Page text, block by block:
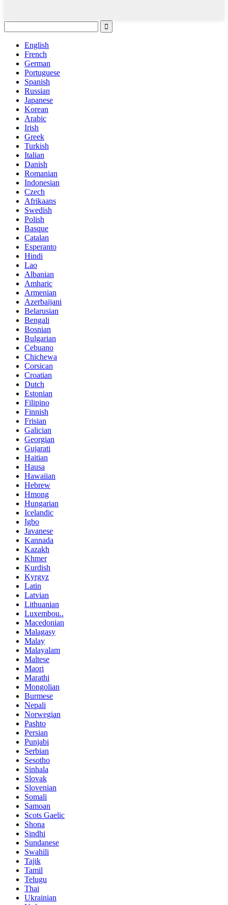
English
French
German
Portuguese
Spanish
Russian
Japanese
Korean
Arabic
Irish
Greek
Turkish
Italian
Danish
Romanian
Indonesian
Czech
Afrikaans
Swedish
Polish
Basque
Catalan
Esperanto
Hindi
Lao
Albanian
Amharic
Armenian
Azerbaijani
Belarusian
Bengali
Bosnian
Bulgarian
Cebuano
Chichewa
Corsican
Croatian
Dutch
Estonian
Filipino
Finnish
Frisian
Galician
Georgian
Gujarati
Haitian
Hausa
Hawaiian
Hebrew
Hmong
Hungarian
Icelandic
Igbo
Javanese
Kannada
Kazakh
Khmer
Kurdish
Kyrgyz
Latin
Latvian
Lithuanian
Luxembou..
Macedonian
Malagasy
Malay
Malayalam
Maltese
Maori
Marathi
Mongolian
Burmese
Nepali
Norwegian
Pashto
Persian
Punjabi
Serbian
Sesotho
Sinhala
Slovak
Slovenian
Somali
Samoan
Scots Gaelic
Shona
Sindhi
Sundanese
Swahili
Tajik
Tamil
Telugu
Thai
Ukrainian